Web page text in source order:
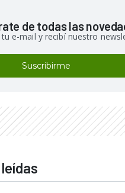
de todas las
tu e-mail y recibí nuestro
Suscribirme